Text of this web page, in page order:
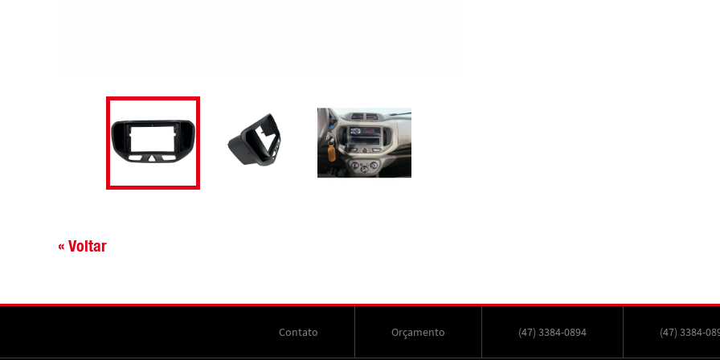
« Voltar
Contato Orçamento (47) 3384-0894 (47) 3384-